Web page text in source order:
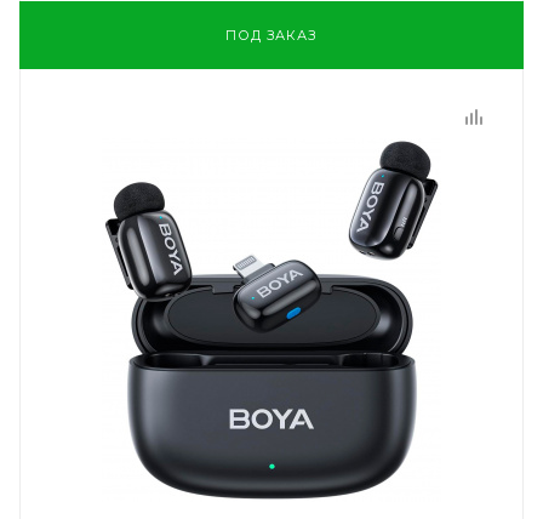
ПОД ЗАКАЗ